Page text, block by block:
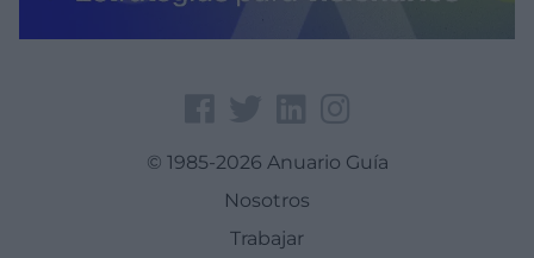
© 1985-2026 Anuario Guía
Nosotros
Trabajar